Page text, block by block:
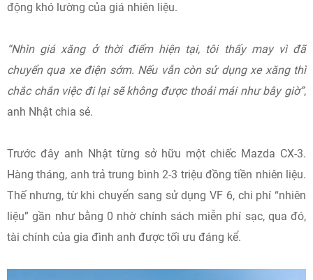
động khó lường của giá nhiên liệu.
“Nhìn giá xăng ở thời điểm hiện tại, tôi thấy may vì đã
chuyển qua xe điện sớm. Nếu vẫn còn sử dụng xe xăng thì
chắc chắn việc đi lại sẽ không được thoải mái như bây giờ”,
anh Nhật chia sẻ.
Trước đây anh Nhật từng sở hữu một chiếc Mazda CX-3.
Hàng tháng, anh trả trung bình 2-3 triệu đồng tiền nhiên liệu.
Thế nhưng, từ khi chuyển sang sử dụng VF 6, chi phí “nhiên
liệu” gần như bằng 0 nhờ chính sách miễn phí sạc, qua đó,
tài chính của gia đình anh được tối ưu đáng kể.